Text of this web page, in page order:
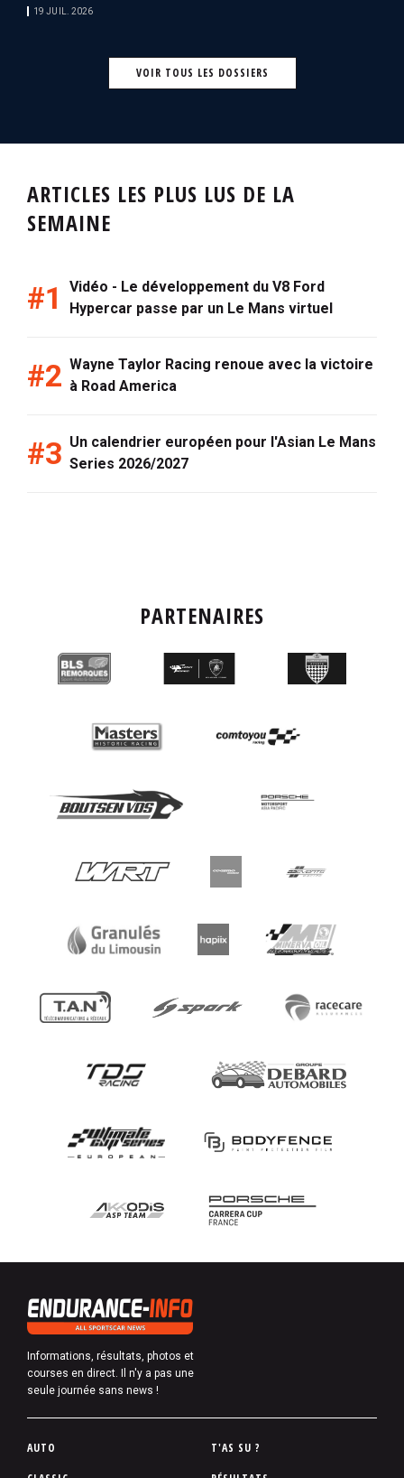
19 JUIL. 2026
VOIR TOUS LES DOSSIERS
ARTICLES LES PLUS LUS DE LA
SEMAINE
Vidéo - Le développement du V8 Ford
Hypercar passe par un Le Mans virtuel
Wayne Taylor Racing renoue avec la victoire
à Road America
Un calendrier européen pour l'Asian Le Mans
Series 2026/2027
PARTENAIRES
Informations, résultats, photos et
courses en direct. Il n'y a pas une
seule journée sans news !
P
AUTO
T'AS SU ?